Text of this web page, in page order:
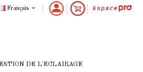
Français
DE L'ECLAIRAGE